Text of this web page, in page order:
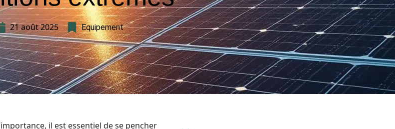
21 août 2025 Equipement
il est essentiel de se pencher